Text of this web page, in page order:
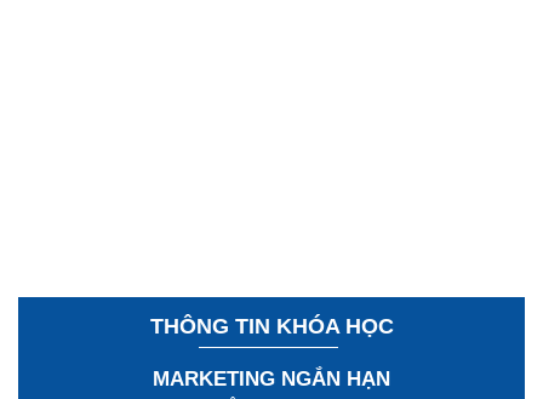
THÔNG TIN KHÓA HỌC
MARKETING NGẮN HẠN